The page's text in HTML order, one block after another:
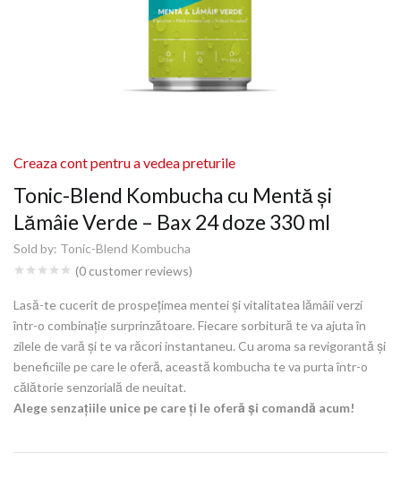
Tonic-Blend Kombucha cu Mentă și
Lămâie Verde – Bax 24 doze 330 ml
Sold by: Tonic-Blend Kombucha
(0 customer reviews)
Creaza cont pentru a vedea preturile
Lasă-te cucerit de prospețimea mentei și vitalitatea lămâii verzi
într-o combinație surprinzătoare. Fiecare sorbitură te va ajuta în
zilele de vară și te va răcori instantaneu. Cu aroma sa revigorantă și
beneficiile pe care le oferă, această kombucha te va purta într-o
călătorie senzorială de neuitat.
Alege senzațiile unice pe care ți le oferă și comandă acum!